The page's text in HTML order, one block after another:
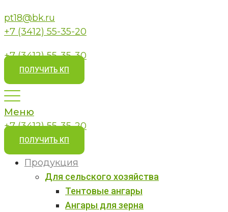
pt18@bk.ru
+7 (3412) 55-35-20
+7 (3412) 55-35-30
ПОЛУЧИТЬ КП
Меню
+7 (3412) 55-35-20
ПОЛУЧИТЬ КП
Продукция
Для сельского хозяйства
Тентовые ангары
Ангары для зерна